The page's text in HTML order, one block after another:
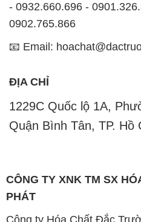
- 0932.660.696 -
0902.765.866
📧 Email:
ĐỊA CHỈ
1229C Quốc lộ 1A,
Quận Bình Tân, TP. Hồ
CÔNG TY XNK TM SX
PHÁT